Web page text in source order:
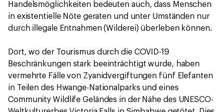
Handelsmöglichkeiten bedeuten auch, dass Menschen
in existentielle Nöte geraten und unter Umständen nur
durch illegale Entnahmen (Wilderei) überleben können.
Dort, wo der Tourismus durch die COVID-19
Beschränkungen stark beeinträchtigt wurde, haben
vermehrte Fälle von Zyanidvergiftungen fünf Elefanten
in Teilen des Hwange-Nationalparks und eines
Community Wildlife Geländes in der Nähe des UNESCO-